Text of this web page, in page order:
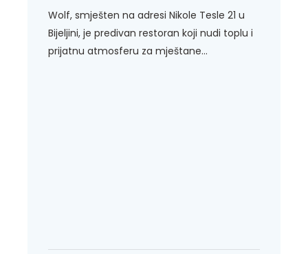
Wolf, smješten na adresi Nikole Tesle 21 u
Bijeljini, je predivan restoran koji nudi toplu i
prijatnu atmosferu za mještane...